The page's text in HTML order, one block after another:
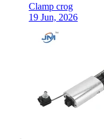
Clamp crog
19 Jun, 2026